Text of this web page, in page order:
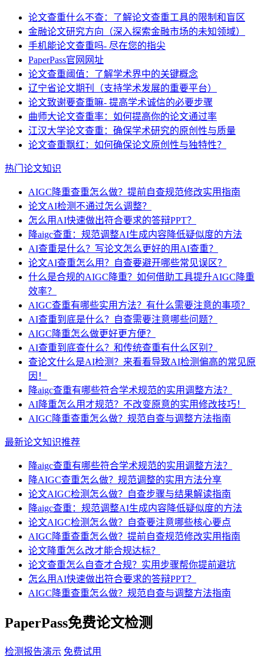
论文查重什么不查：了解论文查重工具的限制和盲区
金融论文研究方向（深入探索金融市场的未知领域）
手机能论文查重吗- 尽在您的指尖
PaperPass官网网址
论文查重阈值：了解学术界中的关键概念
辽宁省论文期刊（支持学术发展的重要平台）
论文致谢要查重嘛- 提高学术诚信的必要步骤
曲师大论文查重率：如何提高你的论文通过率
江汉大学论文查重：确保学术研究的原创性与质量
论文查重飘红：如何确保论文原创性与独特性？
热门论文知识
AIGC降重查重怎么做？提前自查规范修改实用指南
论文AI检测不通过怎么调整？
怎么用AI快速做出符合要求的答辩PPT？
降aigc查重：规范调整AI生成内容降低疑似度的方法
AI查重是什么？写论文怎么更好的用AI查重？
论文AI查重怎么用？自查要避开哪些常见误区？
什么是合规的AIGC降重？如何借助工具提升AIGC降重
效率？
AIGC查重有哪些实用方法？有什么需要注意的事项？
AI查重到底是什么？自查需要注意哪些问题？
AIGC降重怎么做更好更方便？
AI查重到底查什么？和传统查重有什么区别？
查论文什么是AI检测？来看看导致AI检测偏高的常见原
因！
降aigc查重有哪些符合学术规范的实用调整方法？
AI降重怎么用才规范？不改变原意的实用修改技巧！
AIGC降重查重怎么做？规范自查与调整方法指南
最新论文知识推荐
降aigc查重有哪些符合学术规范的实用调整方法？
降AIGC查重怎么做？规范调整的实用方法分享
论文AIGC检测怎么做？自查步骤与结果解读指南
降aigc查重：规范调整AI生成内容降低疑似度的方法
论文AIGC检测怎么做？自查要注意哪些核心要点
AIGC降重查重怎么做？提前自查规范修改实用指南
论文降重怎么改才能合规达标？
论文查重怎么自查才合规？实用步骤帮你提前避坑
怎么用AI快速做出符合要求的答辩PPT？
AIGC降重查重怎么做？规范自查与调整方法指南
PaperPass免费论文检测
检测报告演示 免费试用